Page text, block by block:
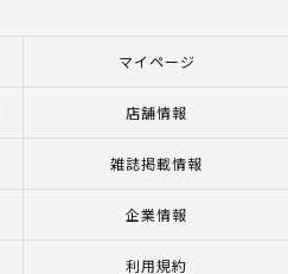
マイページ
店舗情報
雑誌掲載情報
企業情報
利用規約